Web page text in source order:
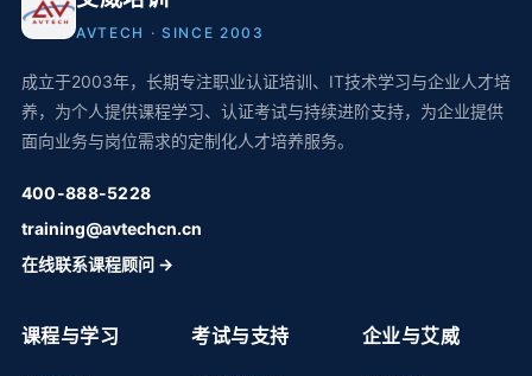
AVTECH · SINCE 2003
成立于2003年，长期专注职业认证培训、IT技术学习与企业人才培
养，为个人提供课程学习、认证考试与持续进阶支持，为企业提供
面向业务与岗位需求的定制化人才培养服务。
400-888-5228
training@avtechcn.cn
在线联系课程顾问 →
课程与学习 考试与支持 企业与艾威